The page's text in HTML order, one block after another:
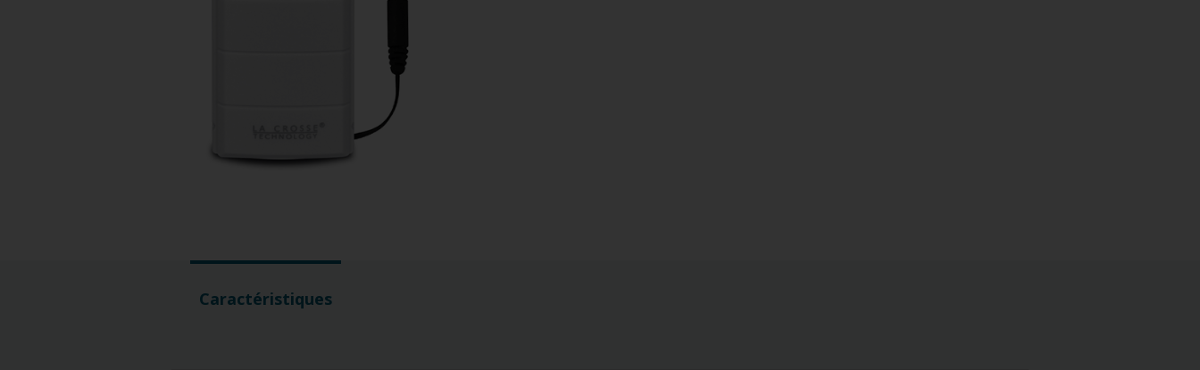
Caractéristiques